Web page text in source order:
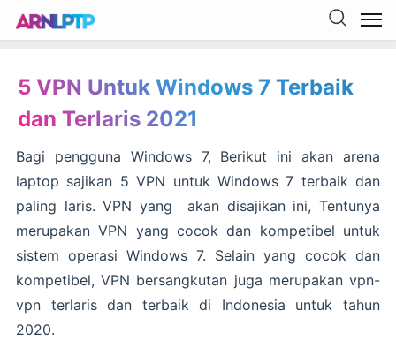
5 VPN Untuk Windows 7 Terbaik
dan Terlaris 2021
Bagi pengguna Windows 7, Berikut ini akan arena
laptop sajikan 5 VPN untuk Windows 7 terbaik dan
paling laris. VPN yang akan disajikan ini, Tentunya
merupakan VPN yang cocok dan kompetibel untuk
sistem operasi Windows 7. Selain yang cocok dan
kompetibel, VPN bersangkutan juga merupakan vpn-
vpn terlaris dan terbaik di Indonesia untuk tahun
2020.